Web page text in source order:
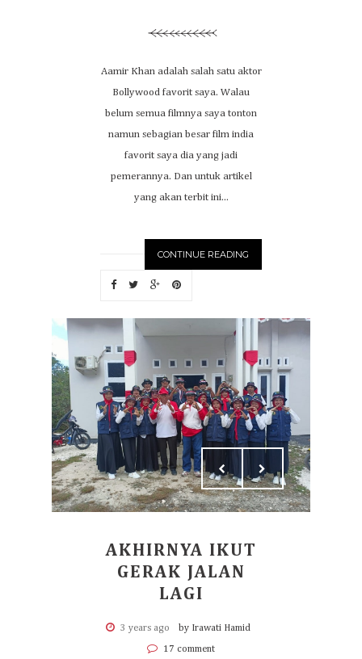
Aamir Khan adalah salah satu aktor
Bollywood favorit saya. Walau
belum semua filmnya saya tonton
namun sebagian besar film india
favorit saya dia yang jadi
pemerannya. Dan untuk artikel
yang akan terbit ini...
CONTINUE READING
AKHIRNYA IKUT
GERAK JALAN
LAGI
3 years ago by Irawati Hamid
17 comment